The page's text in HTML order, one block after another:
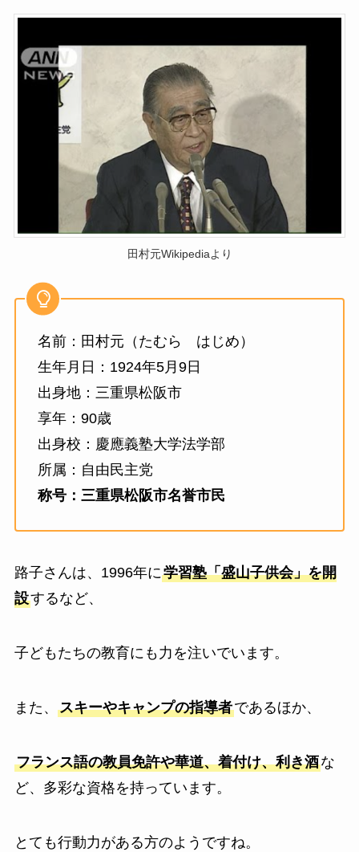
田村元Wikipediaより
名前：田村元（たむら はじめ）
生年月日：1924年5月9日
出身地：三重県松阪市
享年：90歳
出身校：慶應義塾大学法学部
所属：自由民主党
称号：三重県松阪市名誉市民
路子さんは、1996年に学習塾「盛山子供会」を開
設するなど、
子どもたちの教育にも力を注いでいます。
また、 スキーやキャンプの指導者であるほか、
フランス語の教員免許や華道、着付け、利き酒な
ど、多彩な資格を持っています。
とても行動力がある方のようですね。